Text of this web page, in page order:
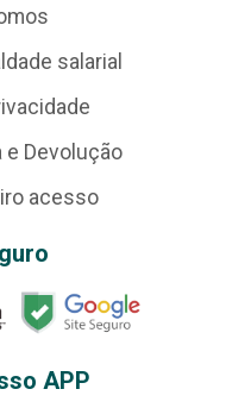
salarial
e Devolução
acesso
APP